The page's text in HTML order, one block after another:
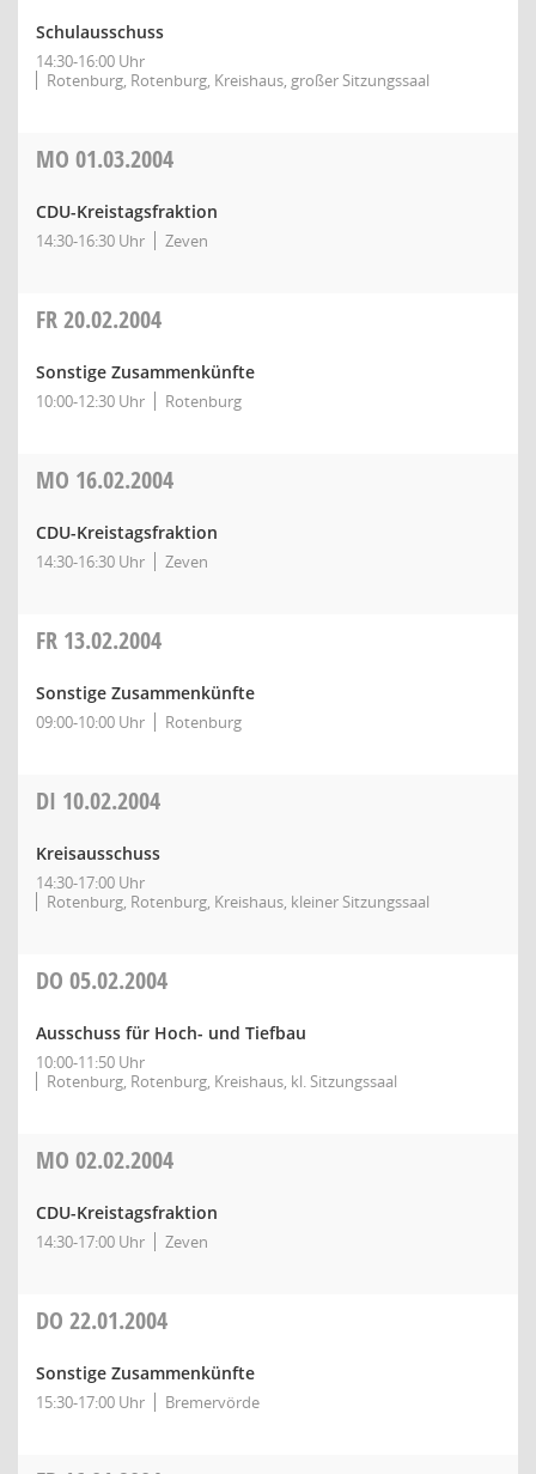
Schulausschuss
14:30-16:00 Uhr
Rotenburg, Rotenburg, Kreishaus, großer Sitzungssaal
MO 01.03.2004
CDU-Kreistagsfraktion
14:30-16:30 Uhr Zeven
FR20.02.2004
Sonstige Zusammenkünfte
10:00-12:30 Uhr Rotenburg
MO 16.02.2004
CDU-Kreistagsfraktion
14:30-16:30 Uhr Zeven
FR 13.02.2004
Sonstige Zusammenkünfte
09:00-10:00 Uhr Rotenburg
DI 10.02.2004
Kreisausschuss
14:30-17:00 Uhr
Rotenburg, Rotenburg, Kreishaus, kleiner Sitzungssaal
DO 05.02.2004
Ausschuss für Hoch- und Tiefbau
10:00-11:50 Uhr
Rotenburg, Rotenburg, Kreishaus, kl. Sitzungssaal
MO 02.02.2004
CDU-Kreistagsfraktion
14:30-17:00 Uhr Zeven
DO 22.01.2004
Sonstige Zusammenkünfte
15:30-17:00 Uhr Bremervörde